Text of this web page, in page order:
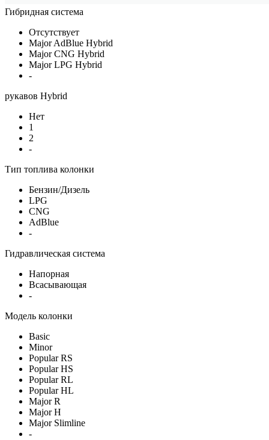
Гибридная система
Отсутствует
Major AdBlue Hybrid
Major CNG Hybrid
Major LPG Hybrid
-
рукавов Hybrid
Нет
1
2
-
Тип топлива колонки
Бензин/Дизель
LPG
CNG
AdBlue
-
Гидравлическая система
Напорная
Всасывающая
-
Модель колонки
Basic
Minor
Popular RS
Popular HS
Popular RL
Popular HL
Major R
Major H
Major Slimline
-